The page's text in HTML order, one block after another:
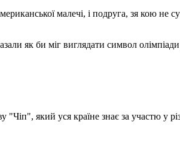
малечі, і подруга, зя кою не
як би міг виглядати символ
який уся країне знає за участю у